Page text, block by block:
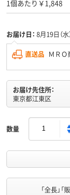
1個あたり￥1,848
お届け日： 8月19日（水
直送品 ＭＲ
お届け先住所：
東京都江東区
数量
「全長」